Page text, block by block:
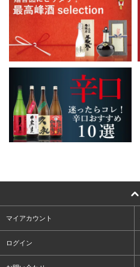
マイアカウント
ログイン